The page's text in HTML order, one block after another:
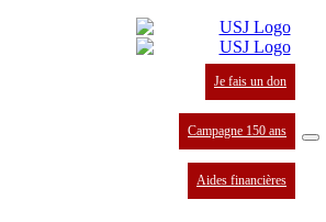
Je fais un don
Campagne 150 ans
Aides financières